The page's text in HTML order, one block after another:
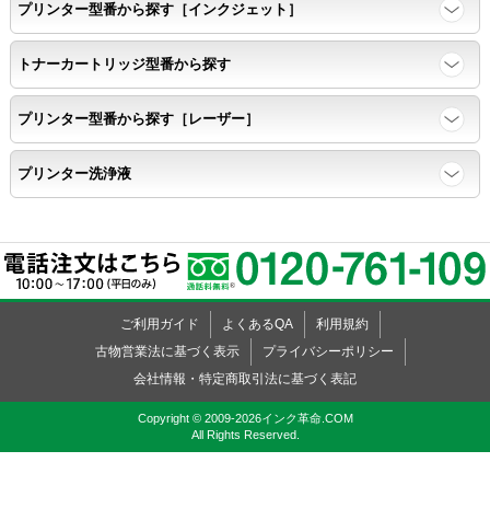
寿命レポート
ページ収量、1,000ページあたりのパウダー消費量、転写率、
SAD値を計測
落下試験
外観
粉漏れや損傷箇所はないか目視確認
プリンター型番から探す［インクジェット］
トナーカートリッジ型番から探す
プリンター型番から探す［レーザー］
プリンター洗浄液
ご利用ガイド よくあるQA
利用規約
古物営業法に基づく表示
プライバシーポリシー
会社情報・特定商取引法に基づく表記
Copyright © 2009-2026インク革命.COM
All Rights Reserved.